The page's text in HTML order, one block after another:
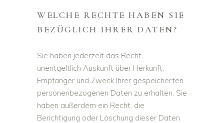
WELCHE RECHTE HABEN SIE
BEZÜGLICH IHRER DATEN?
Sie haben jederzeit das Recht,
unentgeltlich Auskunft über Herkunft,
Empfänger und Zweck Ihrer gespeicherten
personenbezogenen Daten zu erhalten. Sie
haben außerdem ein Recht, die
Berichtigung oder Löschung dieser Daten